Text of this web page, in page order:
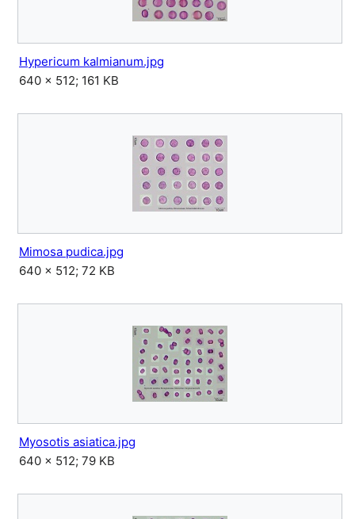
Hypericum kalmianum.jpg
640 × 512; 161 KB
Mimosa pudica.jpg
640 × 512; 72 KB
Myosotis asiatica.jpg
640 × 512; 79 KB